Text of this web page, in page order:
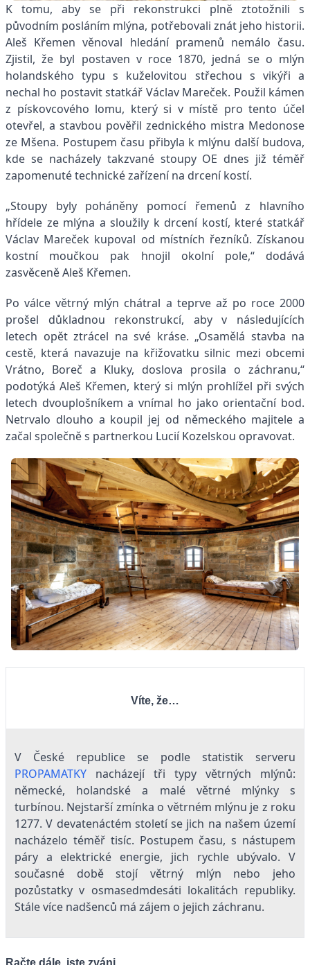
K tomu, aby se při rekonstrukci plně ztotožnili s
původním posláním mlýna, potřebovali znát jeho historii.
Aleš Křemen věnoval hledání pramenů nemálo času.
Zjistil, že byl postaven v roce 1870, jedná se o mlýn
holandského typu s kuželovitou střechou s vikýři a
nechal ho postavit statkář Václav Mareček. Použil kámen
z pískovcového lomu, který si v místě pro tento účel
otevřel, a stavbou pověřil zednického mistra Medonose
ze Mšena. Postupem času přibyla k mlýnu další budova,
kde se nacházely takzvané stoupy OE dnes již téměř
zapomenuté technické zařízení na drcení kostí.
„Stoupy byly poháněny pomocí řemenů z hlavního
hřídele ze mlýna a sloužily k drcení kostí, které statkář
Václav Mareček kupoval od místních řezníků. Získanou
kostní moučkou pak hnojil okolní pole,“ dodává
zasvěceně Aleš Křemen.
Po válce větrný mlýn chátral a teprve až po roce 2000
prošel důkladnou rekonstrukcí, aby v následujících
letech opět ztrácel na své kráse. „Osamělá stavba na
cestě, která navazuje na křižovatku silnic mezi obcemi
Vrátno, Boreč a Kluky, doslova prosila o záchranu,“
podotýká Aleš Křemen, který si mlýn prohlížel při svých
letech dvouplošníkem a vnímal ho jako orientační bod.
Netrvalo dlouho a koupil jej od německého majitele a
začal společně s partnerkou Lucií Kozelskou opravovat.
Víte, že…
V České republice se podle statistik serveru
PROPAMATKY nacházejí tři typy větrných mlýnů:
německé, holandské a malé větrné mlýnky s
turbínou. Nejstarší zmínka o větrném mlýnu je z roku
1277. V devatenáctém století se jich na našem území
nacházelo téměř tisíc. Postupem času, s nástupem
páry a elektrické energie, jich rychle ubývalo. V
současné době stojí větrný mlýn nebo jeho
pozůstatky v osmasedmdesáti lokalitách republiky.
Stále více nadšenců má zájem o jejich záchranu.
Račte dále, jste zváni